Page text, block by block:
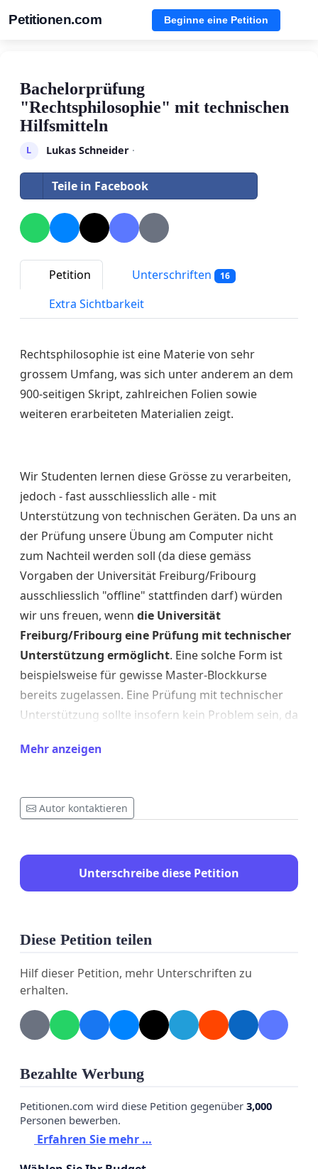
Petitionen.com Beginne eine Petition
Bachelorprüfung
"Rechtsphilosophie" mit technischen
Hilfsmitteln
L Lukas Schneider·
Teile in Facebook
Petition Unterschriften 16
Extra Sichtbarkeit
Rechtsphilosophie ist eine Materie von sehr
grossem Umfang, was sich unter anderem an dem
900-seitigen Skript, zahlreichen Folien sowie
weiteren erarbeiteten Materialien zeigt.
Wir Studenten lernen diese Grösse zu verarbeiten,
jedoch - fast ausschliesslich alle - mit
Unterstützung von technischen Geräten. Da uns an
der Prüfung unsere Übung am Computer nicht
zum Nachteil werden soll (da diese gemäss
Vorgaben der Universität Freiburg/Fribourg
ausschliesslich "offline" stattfinden darf) würden
wir uns freuen, wenn die Universität
Freiburg/Fribourg eine Prüfung mit technischer
Unterstützung ermöglicht. Eine solche Form ist
beispielsweise für gewisse Master-Blockkurse
bereits zugelassen. Eine Prüfung mit technischer
Unterstützung sollte insofern kein Problem sein, da
Zudem ist das Ausdrucken der Unterlagen für die
bevorstehende Bachelor-Prüfung
1500 Seiten erstreckt, dies für Studenten mit
grossen Kosten verbunden ist und den Ideen des
Umweltschutzes zuwiderläuft.
Alexander Niggli ist gewiss, er selbst spricht sich
für Prüfungen mit technischen Hilfsmitteln aus und
weiss von dieser Petition.
Mehr anzeigen
Autor kontaktieren
Unterschreibe diese Petition
Diese Petition teilen
Hilf dieser Petition, mehr Unterschriften zu
erhalten.
Bezahlte Werbung
Petitionen.com wird diese Petition gegenüber 3,000
Personen bewerben.
Erfahren Sie mehr …